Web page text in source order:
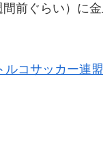
前ぐらい）に
ルコサッカー連盟